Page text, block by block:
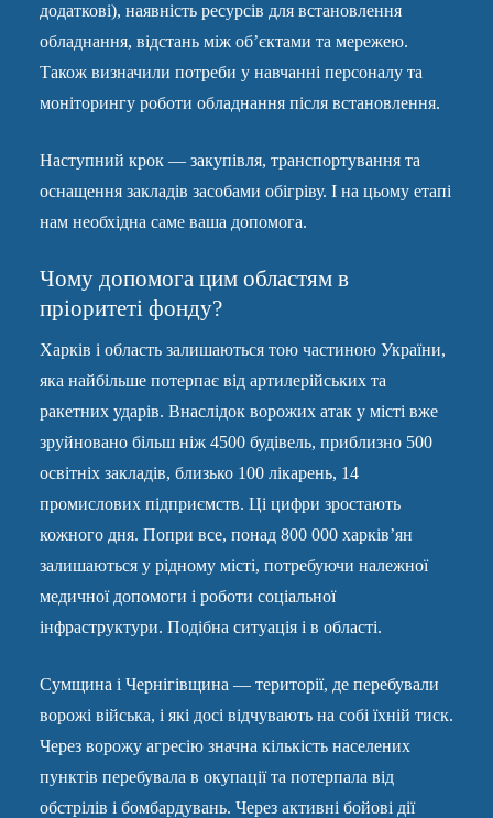
додаткові), наявність ресурсів для встановлення
обладнання, відстань між об’єктами та мережею.
Також визначили потреби у навчанні персоналу та
моніторингу роботи обладнання після встановлення.
Наступний крок — закупівля, транспортування та
оснащення закладів засобами обігріву. І на цьому етапі
нам необхідна саме ваша допомога.
Чому допомога цим областям в
пріоритеті фонду?
Харків і область залишаються тою частиною України,
яка найбільше потерпає від артилерійських та
ракетних ударів. Внаслідок ворожих атак у місті вже
зруйновано більш ніж 4500 будівель, приблизно 500
освітніх закладів, близько 100 лікарень, 14
промислових підприємств. Ці цифри зростають
кожного дня. Попри все, понад 800 000 харків’ян
залишаються у рідному місті, потребуючи належної
медичної допомоги і роботи соціальної
інфраструктури. Подібна ситуація і в області.
Сумщина і Чернігівщина — території, де перебували
ворожі війська, і які досі відчувають на собі їхній тиск.
Через ворожу агресію значна кількість населених
пунктів перебувала в окупації та потерпала від
обстрілів і бомбардувань. Через активні бойові дії